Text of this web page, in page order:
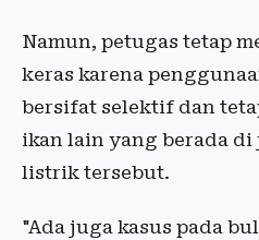
Namun, petugas tetap
keras karena
bersifat selektif dan
ikan lain yang berada di
listrik tersebut.
"Ada juga kasus pada